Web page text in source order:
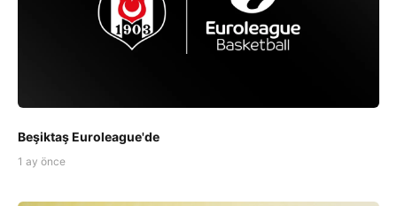
Beşiktaş Euroleague'de
1 ay önce